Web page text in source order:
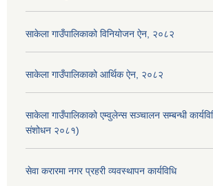
साकेला गाउँपालिकाको विनियोजन ऐन, २०८२
साकेला गाउँपालिकाको आर्थिक ऐन, २०८२
साकेला गाउँपालिकाको एम्वुलेन्स सञ्चालन सम्बन्धी
संशोधन २०८१)
सेवा करारमा नगर प्रहरी व्यवस्थापन कार्यविधि